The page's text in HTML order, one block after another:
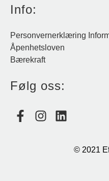
Info:
Personvernerklæring
Åpenhetsloven
Bærekraft
Følg oss:
© 2021